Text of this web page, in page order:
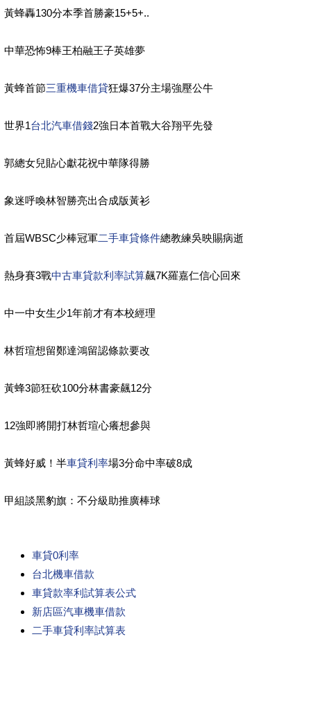
黃蜂轟130分本季首勝豪15+5+..
中華恐怖9棒王柏融王子英雄夢
黃蜂首節三重機車借貸狂爆37分主場強壓公牛
世界1台北汽車借錢2強日本首戰大谷翔平先發
郭總女兒貼心獻花祝中華隊得勝
象迷呼喚林智勝亮出合成版黃衫
首屆WBSC少棒冠軍二手車貸條件總教練吳映賜病逝
熱身賽3戰中古車貸款利率試算飆7K羅嘉仁信心回來
中一中女生少1年前才有本校經理
林哲瑄想留鄭達鴻留認條款要改
黃蜂3節狂砍100分林書豪飆12分
12強即將開打林哲瑄心癢想參與
黃蜂好威！半車貸利率場3分命中率破8成
甲組談黑豹旗：不分級助推廣棒球
車貸0利率
台北機車借款
車貸款率利試算表公式
新店區汽車機車借款
二手車貸利率試算表